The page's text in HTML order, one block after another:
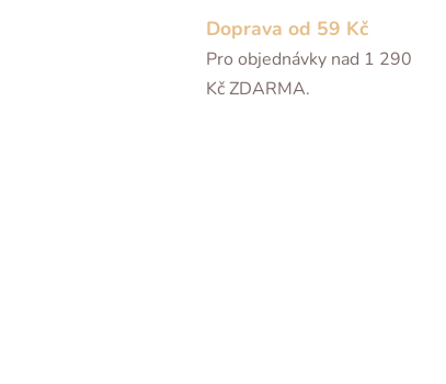
Doprava od 59 Kč
Pro objednávky nad 1 290
Kč ZDARMA.